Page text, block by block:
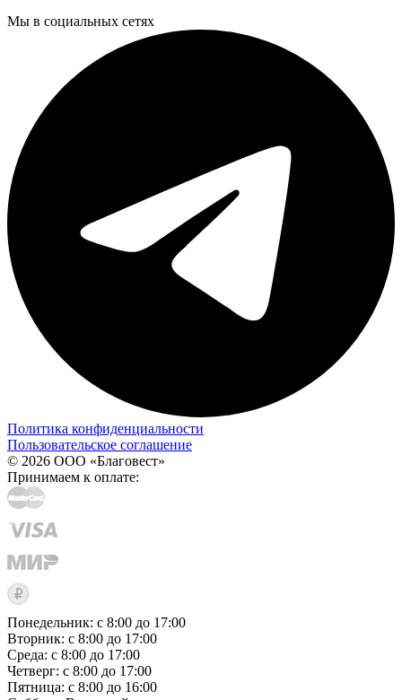
Мы в социальных сетях
Политика конфиденциальности
Пользовательское соглашение
© 2026 ООО «Благовест»
Принимаем к оплате:
Понедельник: с 8:00 до 17:00
Вторник: с 8:00 до 17:00
Среда: с 8:00 до 17:00
Четверг: с 8:00 до 17:00
Пятница: с 8:00 до 16:00